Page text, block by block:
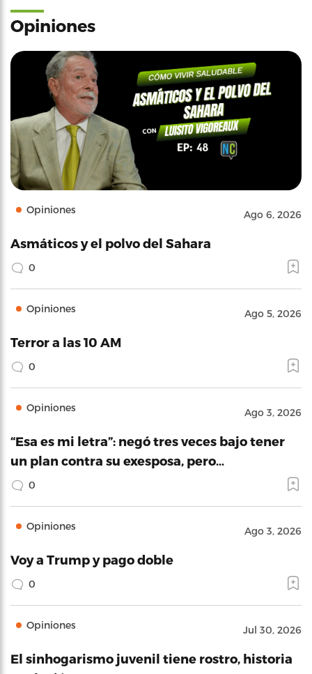
Opiniones
Opiniones Ago 6, 2026
Asmáticos y el polvo del Sahara
0
Opiniones Ago 5, 2026
Terror a las 10 AM
0
Opiniones Ago 3, 2026
“Esa es mi letra”: negó tres veces bajo tener
un plan contra su exesposa, pero…
0
Opiniones Ago 3, 2026
Voy a Trump y pago doble
0
Opiniones Jul 30, 2026
El sinhogarismo juvenil tiene rostro, historia